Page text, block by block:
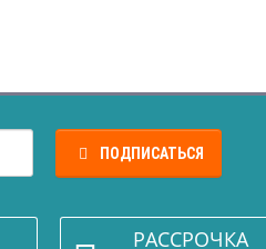
ПОДПИСАТЬСЯ
РАССРОЧКА